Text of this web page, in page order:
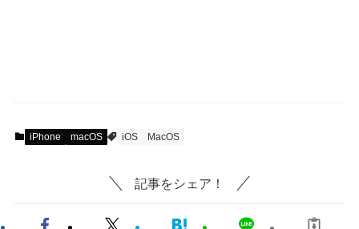
iPhone macOS iOS MacOS
記事をシェア！